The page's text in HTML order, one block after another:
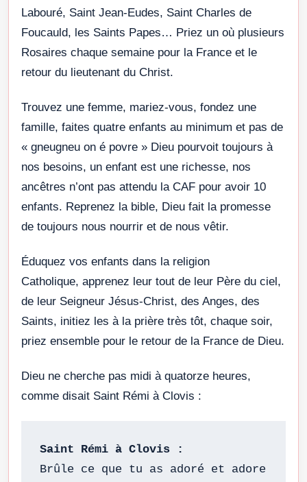
Labouré, Saint Jean-Eudes, Saint Charles de
Foucauld, les Saints Papes… Priez un où plusieurs
Rosaires chaque semaine pour la France et le
retour du lieutenant du Christ.
Trouvez une femme, mariez-vous, fondez une
famille, faites quatre enfants au minimum et pas de
« gneugneu on é povre » Dieu pourvoit toujours à
nos besoins, un enfant est une richesse, nos
ancêtres n’ont pas attendu la CAF pour avoir 10
enfants. Reprenez la bible, Dieu fait la promesse
de toujours nous nourrir et de nous vêtir.
Éduquez vos enfants dans la religion
Catholique, apprenez leur tout de leur Père du ciel,
de leur Seigneur Jésus-Christ, des Anges, des
Saints, initiez les à la prière très tôt, chaque soir,
priez ensemble pour le retour de la France de Dieu.
Dieu ne cherche pas midi à quatorze heures,
comme disait Saint Rémi à Clovis :
Brûle ce que tu as adoré et adore